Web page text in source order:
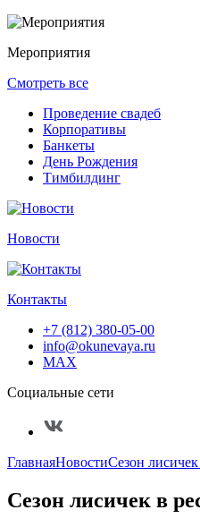
Мероприятия
Смотреть все
Проведение свадеб
Корпоративы
Банкеты
День Рождения
Тимбилдинг
Новости
Контакты
+7 (812) 380-05-00
info@okunevaya.ru
MAX
Социальные сети
ГлавнаяНовостиСезон
Сезон лисичек в